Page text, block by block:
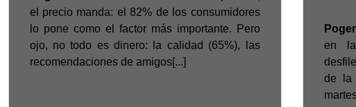
el precio manda: el 82% de los consumidores
lo pone como el factor más importante. Pero
ojo, no todo es dinero: la calidad (65%), las
recomendaciones de amigos[...]
en
de la